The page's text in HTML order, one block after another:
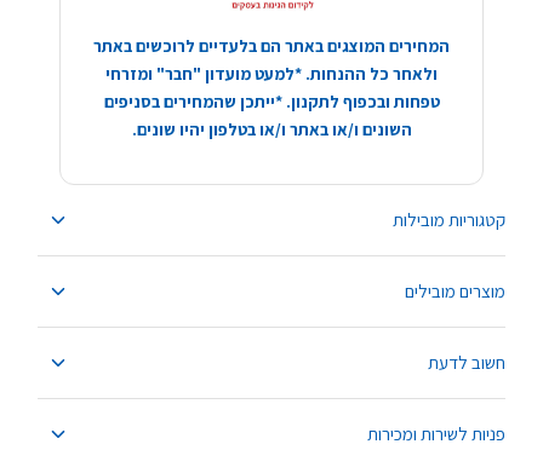
קטגוריות מובילות
מוצרים מובילים
חשוב לדעת
פניות לשירות ומכירות
המחירים המוצגים באתר הם בלעדיים לרוכשים באתר
ולאחר כל ההנחות. *למעט מועדון "חבר" ומזרחי
טפחות ובכפוף לתקנון. *ייתכן שהמחירים בסניפים
השונים ו/או באתר ו/או בטלפון יהיו שונים.